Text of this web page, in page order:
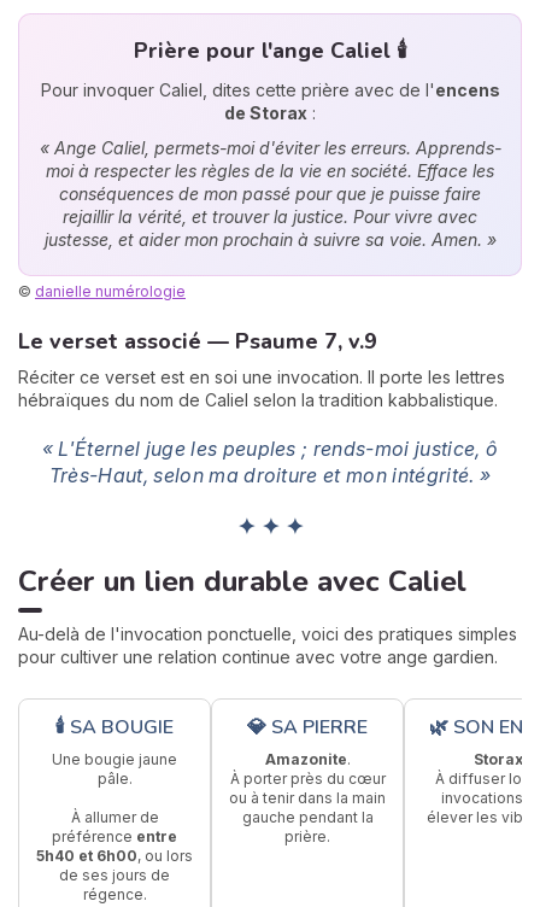
Prière pour l'ange Caliel 🕯️
Pour invoquer Caliel, dites cette prière avec de l'encens
de Storax :
« Ange Caliel, permets-moi d'éviter les erreurs. Apprends-
moi à respecter les règles de la vie en société. Efface les
conséquences de mon passé pour que je puisse faire
rejaillir la vérité, et trouver la justice. Pour vivre avec
justesse, et aider mon prochain à suivre sa voie. Amen. »
© danielle numérologie
Le verset associé — Psaume 7, v.9
Réciter ce verset est en soi une invocation. Il porte les lettres
hébraïques du nom de Caliel selon la tradition kabbalistique.
« L'Éternel juge les peuples ; rends-moi justice, ô
Très-Haut, selon ma droiture et mon intégrité. »
✦ ✦ ✦
Créer un lien durable avec Caliel
Au-delà de l'invocation ponctuelle, voici des pratiques simples
pour cultiver une relation continue avec votre ange gardien.
🕯 SA BOUGIE
Une bougie jaune
pâle.
À allumer de
préférence entre
5h40 et 6h00, ou lors
de ses jours de
régence.
💎 SA PIERRE
Amazonite.
À porter près du cœur
ou à tenir dans la main
gauche pendant la
prière.
🌿 SON
Storax
À diffuser lors
invocations
élever les